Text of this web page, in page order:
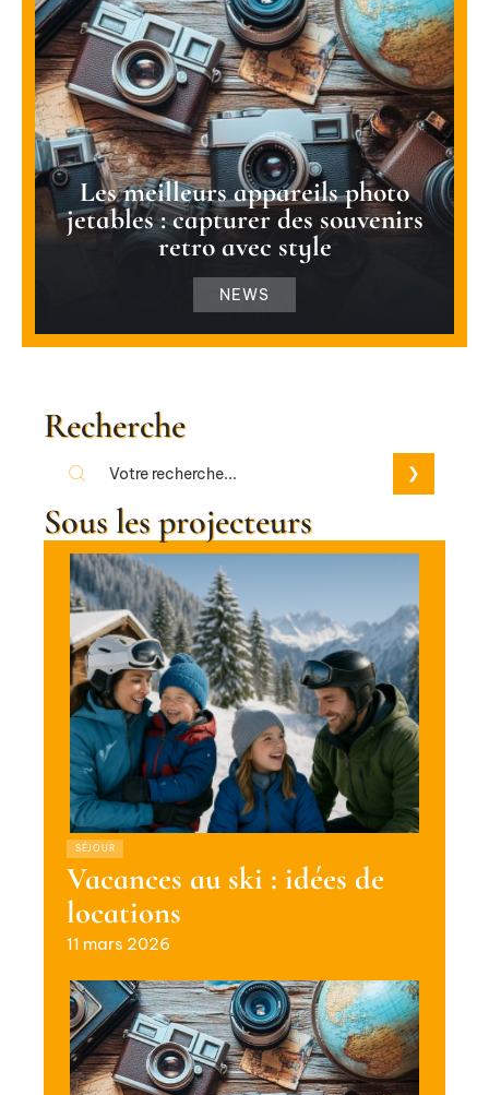
Les meilleurs appareils photo
jetables : capturer des souvenirs
retro avec style
NEWS
Recherche
Sous les projecteurs
SÉJOUR
Vacances au ski : idées de
locations
11 mars 2026